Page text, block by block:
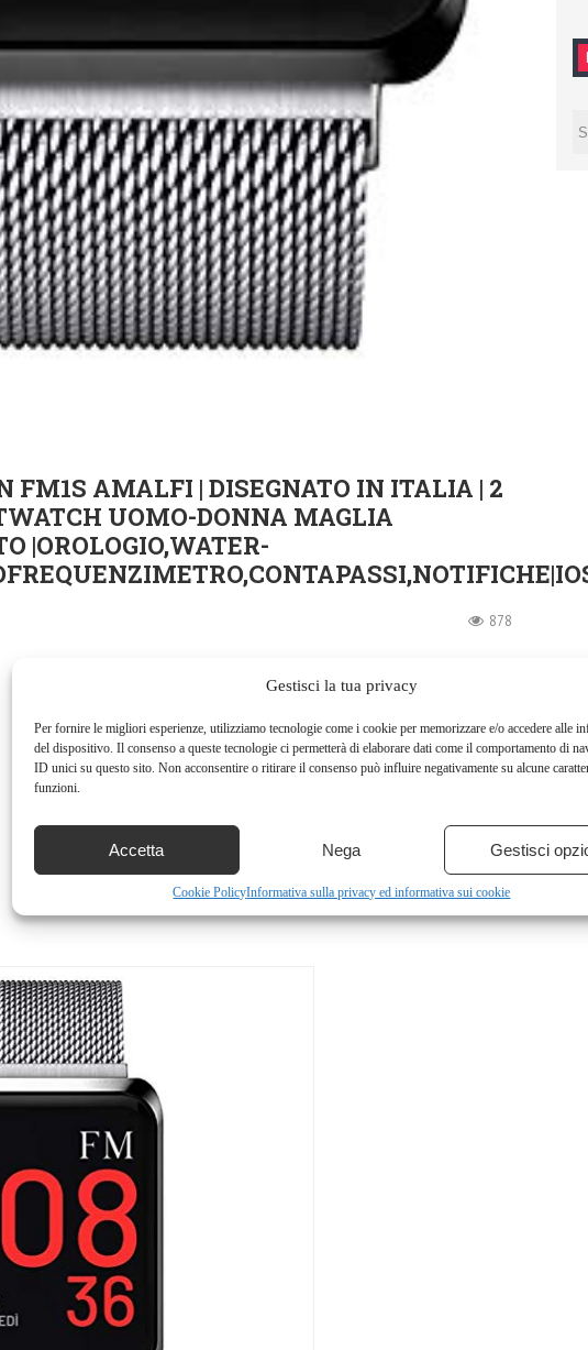
Gestisci la tua privacy
Per fornire le migliori esperienze, utilizziamo tecnologie come i cookie per memorizzare e/o accedere alle
del dispositivo. Il consenso a queste tecnologie ci permetterà di elaborare dati come il comportamento di
ID unici su questo sito. Non acconsentire o ritirare il consenso può influire negativamente su alcune
funzioni.
Accetta Nega Gestisci
Cookie PolicyInformativa sulla privacy ed informativa sui cookie
FM1S AMALFI | DISEGNATO IN ITALIA | 2
UOMO-DONNA MAGLIA
|OROLOGIO,WATER-
878